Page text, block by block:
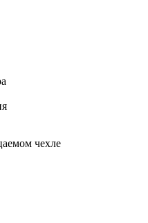
чехле